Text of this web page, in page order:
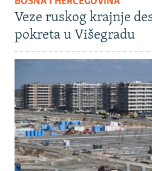
Veze ruskog krajnje
pokreta u Višegradu